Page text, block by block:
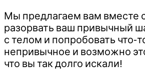
Мы предлагаем вам вместе
разорвать ваш привычный
с телом и попробовать что-
непривычное и возможно
что вы так долго искали!